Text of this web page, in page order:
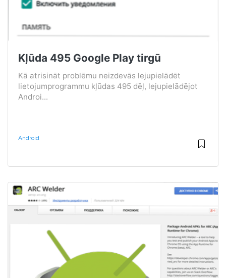
Kļūda 495 Google Play tirgū
Kā atrisināt problēmu neizdevās lejupielādēt
lietojumprogrammu kļūdas 495 dēļ, lejupielādējot
Androi...
Android